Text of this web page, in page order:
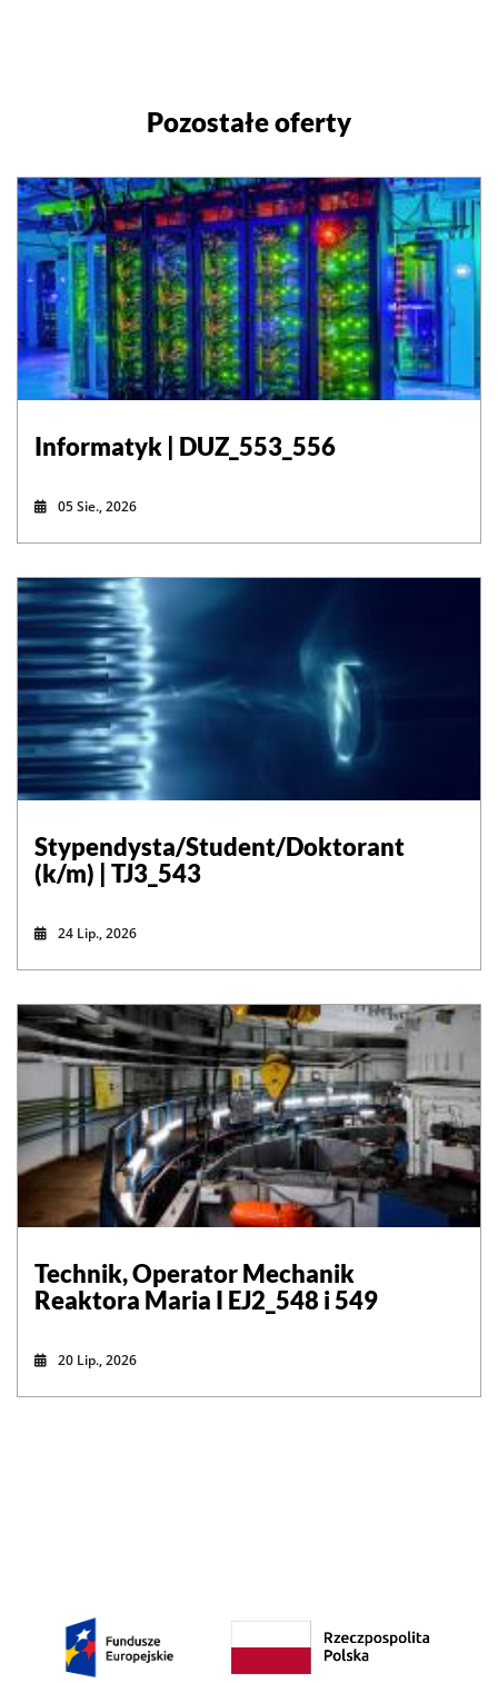
Pozostałe oferty
Informatyk | DUZ_553_556
05 Sie., 2026
Stypendysta/Student/Doktorant
(k/m) | TJ3_543
24 Lip., 2026
Technik, Operator Mechanik
Reaktora Maria I EJ2_548 i 549
20 Lip., 2026